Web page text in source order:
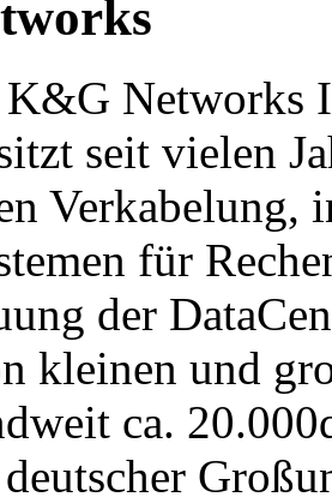
Networks
seit vielen
Verkabelung,
für
der
kleinen und
ca.